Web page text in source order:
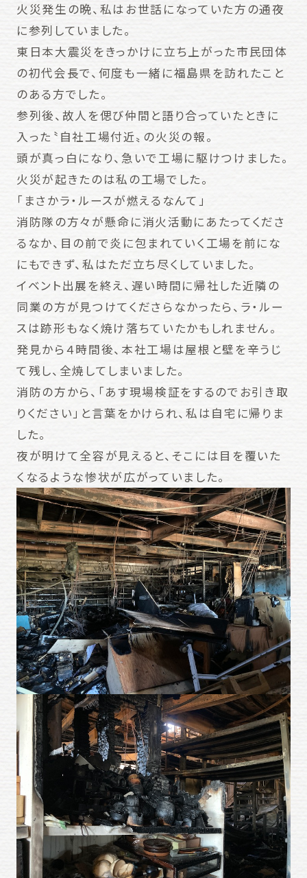
火災発生の晩、私はお世話になっていた方の通夜
に参列していました。
東日本大震災をきっかけに立ち上がった市民団体
の初代会長で、何度も一緒に福島県を訪れたこと
のある方でした。
参列後、故人を偲び仲間と語り合っていたときに
入った〝自社工場付近〟の火災の報。
頭が真っ白になり、急いで工場に駆けつけました。
火災が起きたのは私の工場でした。
「まさかラ・ルースが燃えるなんて」
消防隊の方々が懸命に消火活動にあたってくださ
るなか、目の前で炎に包まれていく工場を前にな
にもできず、私はただ立ち尽くしていました。
イベント出展を終え、遅い時間に帰社した近隣の
同業の方が見つけてくださらなかったら、ラ・ルー
スは跡形もなく焼け落ちていたかもしれません。
発見から４時間後、本社工場は屋根と壁を辛うじ
て残し、全焼してしまいました。
消防の方から、「あす現場検証をするのでお引き取
りください」と言葉をかけられ、私は自宅に帰りま
した。
夜が明けて全容が見えると、そこには目を覆いた
くなるような惨状が広がっていました。